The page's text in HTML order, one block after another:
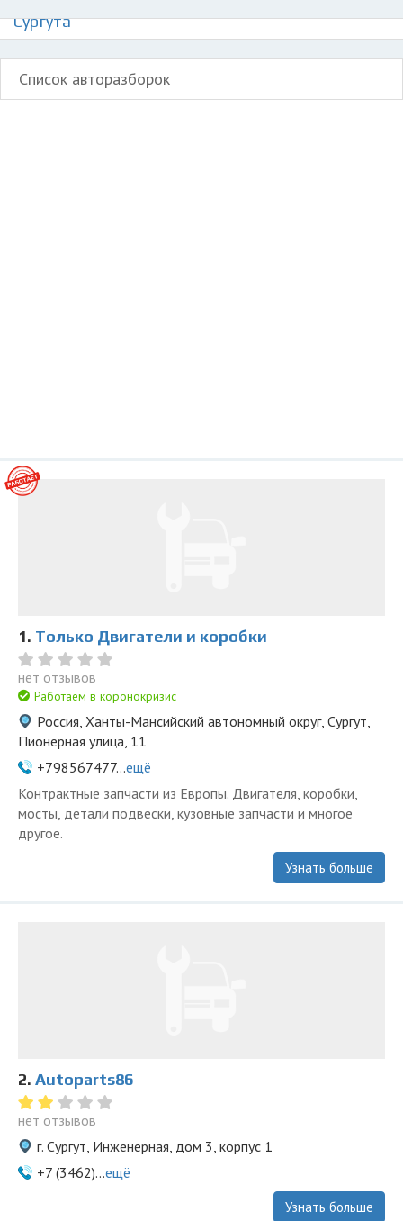
Сургута
Список авторазборок
1. Только Двигатели и коробки
нет отзывов
Работаем в коронокризис
Россия, Ханты-Мансийский автономный округ, Сургут,
Пионерная улица, 11
+798567477...ещё
Контрактные запчасти из Европы. Двигателя, коробки,
мосты, детали подвески, кузовные запчасти и многое
другое.
Узнать больше
2. Autoparts86
нет отзывов
г. Сургут, Инженерная, дом 3, корпус 1
+7 (3462)...ещё
Узнать больше